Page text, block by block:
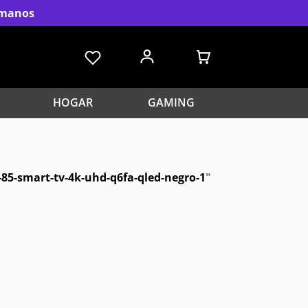
HOGAR GAMING
smart-tv-4k-uhd-q6fa-qled-negro-1"